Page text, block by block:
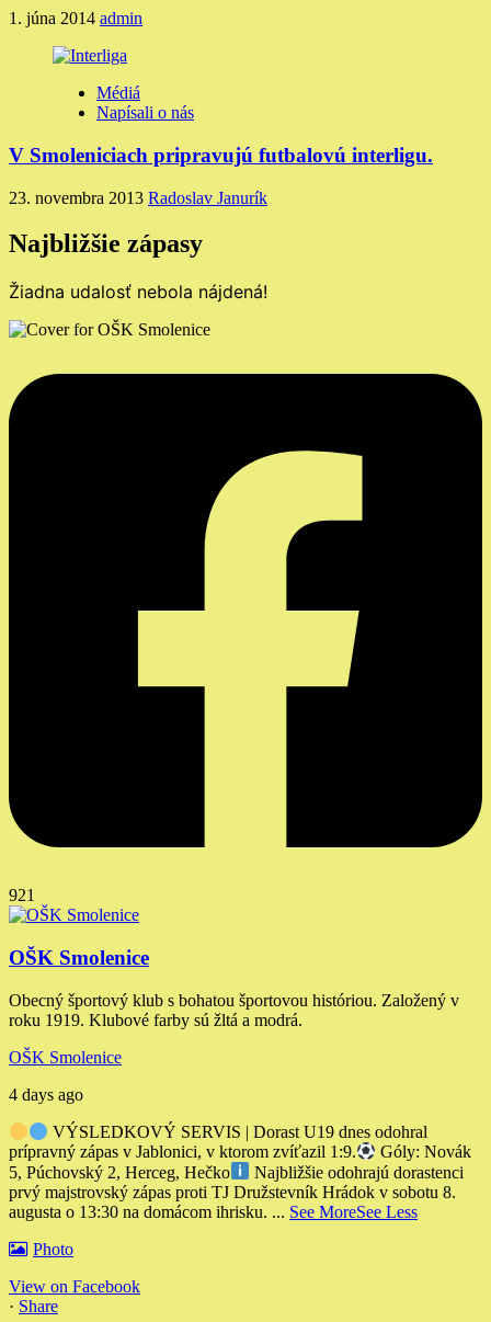
1. júna 2014 admin
Médiá
Napísali o nás
V Smoleniciach pripravujú futbalovú interligu.
23. novembra 2013 Radoslav Janurík
Najbližšie zápasy
Žiadna udalosť nebola nájdená!
921
OŠK Smolenice
Obecný športový klub s bohatou športovou históriou. Založený v
roku 1919. Klubové farby sú žltá a modrá.
OŠK Smolenice
4 days ago
VÝSLEDKOVÝ SERVIS | Dorast U19 dnes odohral
prípravný zápas v Jablonici, v ktorom zvíťazil 1:9.
Góly: Novák
5, Púchovský 2, Herceg, Hečko
Najbližšie odohrajú dorastenci
prvý majstrovský zápas proti TJ Družstevník Hrádok v sobotu 8.
augusta o 13:30 na domácom ihrisku. ... See MoreSee Less
Photo
View on Facebook
· Share